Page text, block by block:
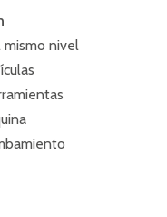
mismo nivel